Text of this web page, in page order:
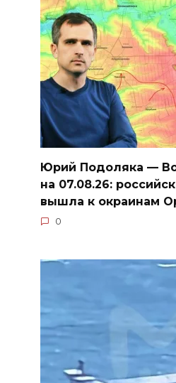
Юрий Подоляка —
на 07.08.26:
вышла к окраинам
0